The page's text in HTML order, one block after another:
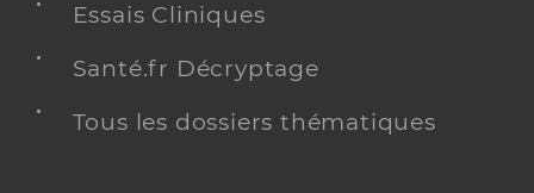
Essais Cliniques
Santé.fr Décryptage
Tous les dossiers thématiques